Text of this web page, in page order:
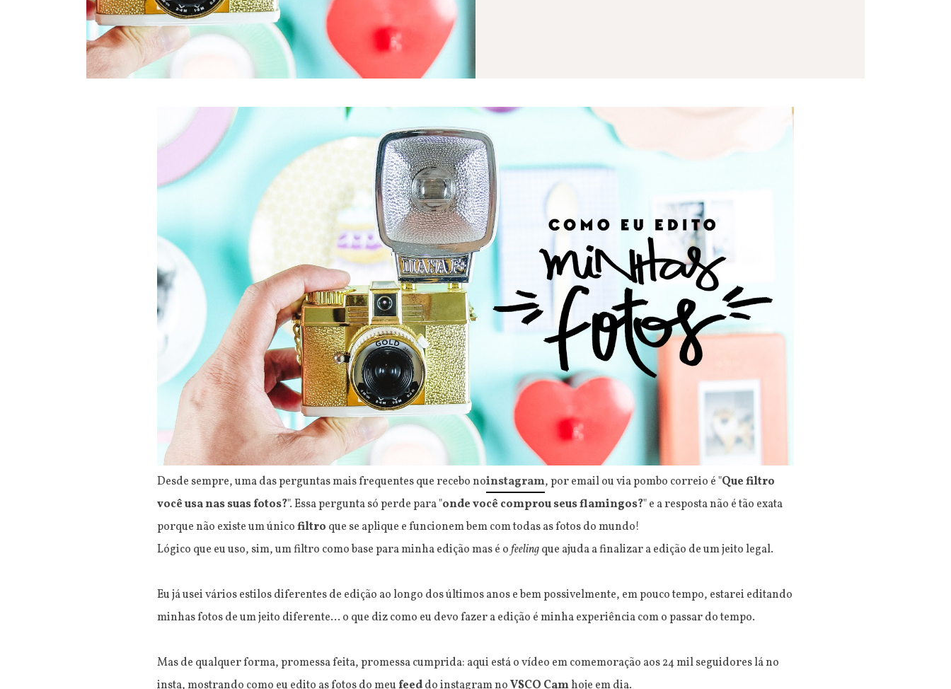
Desde sempre, uma das perguntas mais frequentes que recebo noinstagram, por email ou via pombo correio é "Que filtro
você usa nas suas fotos?". Essa pergunta só perde para "onde você comprou seus flamingos?" e a resposta não é tão exata
porque não existe um únicofiltro que se aplique e funcionem bem com todas as fotos do mundo!
Lógico que eu uso, sim, um filtro como base para minha edição mas é ofeelingque ajuda a finalizar a edição de um jeito legal.
Eu já usei vários estilos diferentes de edição ao longo dos últimos anos e bem possivelmente, em pouco tempo, estarei editando
minhas fotos de um jeito diferente... o que diz como eu devo fazer a edição é minha experiência com o passar do tempo.
Mas de qualquer forma, promessa feita, promessa cumprida: aqui está o vídeo em comemoração aos 24 mil seguidores lá no
insta, mostrando como eu edito as fotos do meufeeddo instagram noVSCO Camhoje em dia.